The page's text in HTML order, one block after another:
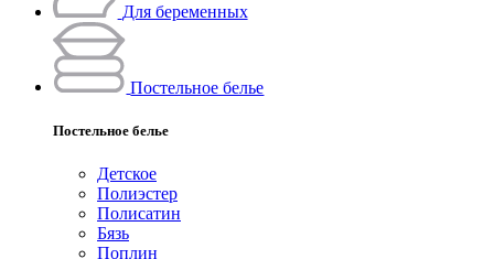
Для беременных
Постельное белье
Постельное белье
Детское
Полиэстeр
Полисатин
Бязь
Поплин